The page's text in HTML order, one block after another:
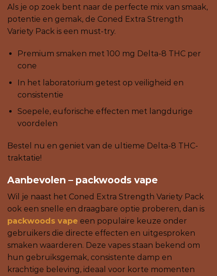
Als je op zoek bent naar de perfecte mix van smaak,
potentie en gemak, de Coned Extra Strength
Variety Pack is een must-try.
Premium smaken met 100 mg Delta-8 THC per
cone
In het laboratorium getest op veiligheid en
consistentie
Soepele, euforische effecten met langdurige
voordelen
Bestel nu en geniet van de ultieme Delta-8 THC-
traktatie!
Aanbevolen – packwoods vape
Wil je naast het Coned Extra Strength Variety Pack
ook een snelle en draagbare optie proberen, dan is
packwoods vape een populaire keuze onder
gebruikers die directe effecten en uitgesproken
smaken waarderen. Deze vapes staan bekend om
hun gebruiksgemak, consistente damp en
krachtige beleving, ideaal voor korte momenten